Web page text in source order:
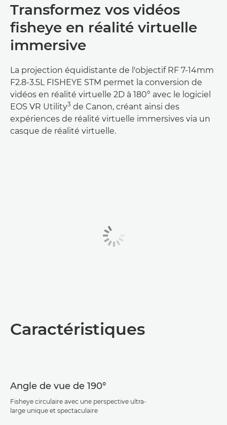
Transformez vos vidéos
fisheye en réalité virtuelle
immersive
La projection équidistante de l'objectif RF 7-14mm
F2.8-3.5L FISHEYE STM permet la conversion de
vidéos en réalité virtuelle 2D à 180° avec le logiciel
EOS VR Utility3 de Canon, créant ainsi des
expériences de réalité virtuelle immersives via un
casque de réalité virtuelle.
Caractéristiques
Angle de vue de 190°
Fisheye circulaire avec une perspective ultra-
large unique et spectaculaire